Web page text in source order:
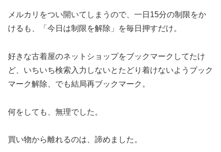
メルカリをつい開いてしまうので、一日15分の制限をか
けるも、「今日は制限を解除」を毎日押すだけ。
好きな古着屋のネットショップをブックマークしてたけ
ど、いちいち検索入力しないとたどり着けないようブック
マーク解除、でも結局再ブックマーク。
何をしても、無理でした。
買い物から離れるのは、諦めました。